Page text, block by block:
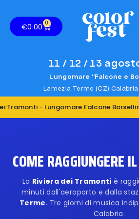
€0.00 0
11 / 12 / 13
Lungomare “Falcone e
Lamezia Terme (CZ)
- Lungomare Falcone Borsellino |
COME RAGGIUNGERE
La Riviera dei Tramonti è
minuti dall'aeroporto e dalla
Terme. Tre giorni di musica
Calabria.